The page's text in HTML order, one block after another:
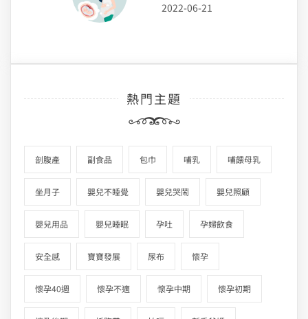
2022-06-21
熱門主題
剖腹產 副食品 包巾 哺乳 哺餵母乳
坐月子 嬰兒不睡覺 嬰兒哭鬧 嬰兒照顧
嬰兒用品 嬰兒睡眠 孕吐 孕婦飲食
安全感 寶寶發展 尿布 懷孕
懷孕40週 懷孕不適 懷孕中期 懷孕初期